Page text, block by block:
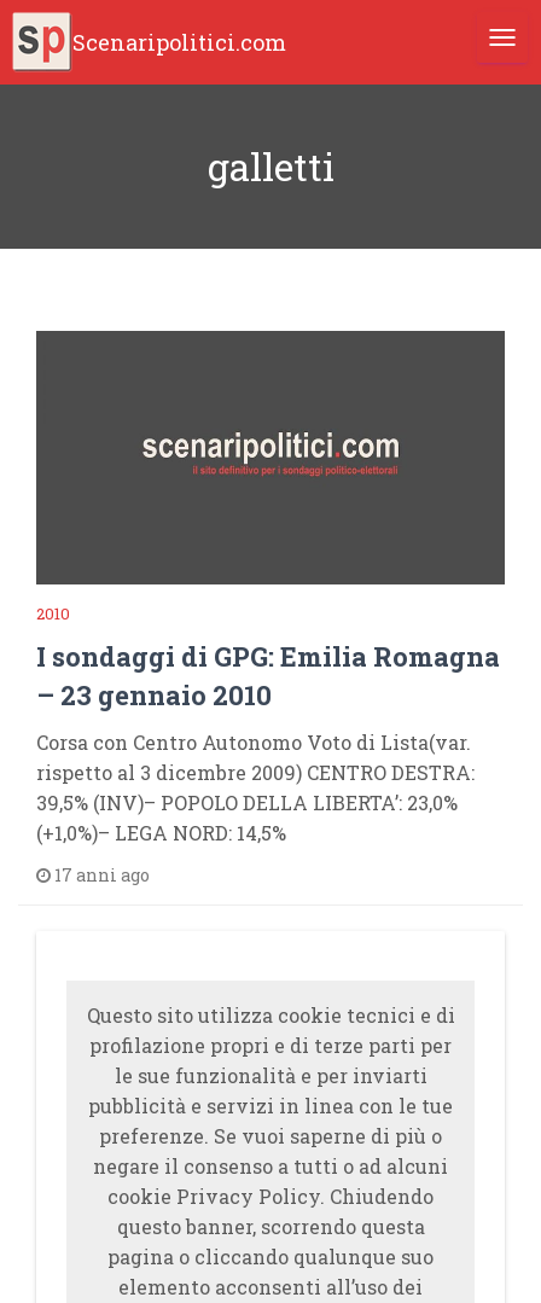
Scenaripolitici.com
galletti
2010
I sondaggi di GPG: Emilia Romagna
– 23 gennaio 2010
Corsa con Centro Autonomo Voto di Lista(var.
rispetto al 3 dicembre 2009) CENTRO DESTRA:
39,5% (INV)– POPOLO DELLA LIBERTA’: 23,0%
(+1,0%)– LEGA NORD: 14,5%
17 anni ago
Questo sito utilizza cookie tecnici e di
profilazione propri e di terze parti per
le sue funzionalità e per inviarti
pubblicità e servizi in linea con le tue
preferenze. Se vuoi saperne di più o
negare il consenso a tutti o ad alcuni
cookie Privacy Policy. Chiudendo
questo banner, scorrendo questa
pagina o cliccando qualunque suo
elemento acconsenti all’uso dei